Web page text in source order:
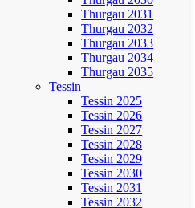
Thurgau 2031
Thurgau 2032
Thurgau 2033
Thurgau 2034
Thurgau 2035
Tessin
Tessin 2025
Tessin 2026
Tessin 2027
Tessin 2028
Tessin 2029
Tessin 2030
Tessin 2031
Tessin 2032